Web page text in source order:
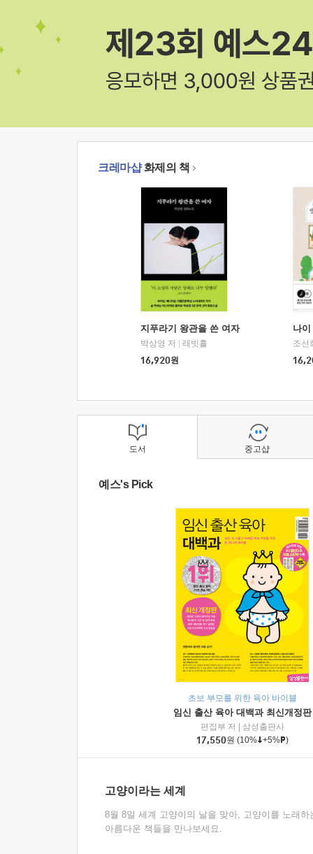
크레마샵화제의 책
지푸라기 왕관을 쓴 여자
박상영 저
래빗홀
16,920원
나
조선
도서
예스's Pick
초보 부모를 위한 육아 바이블
임신 출산 육아 대백과 최신개정판
편집부 저
삼성출판사
17,550원 (10% +5% )
고양이라는 세계
8월 8일 세계 고양이의 날을 맞아, 고양이를 노래하
아름다운 책들을 만나보세요.
중고샵